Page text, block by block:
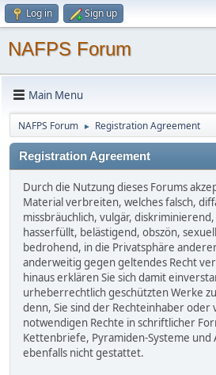
Log in Sign up
NAFPS Forum
Main Menu
NAFPS Forum ► Registration Agreement
Registration Agreement
Durch die Nutzung dieses Forums
Material verbreiten, welches falsch,
missbräuchlich, vulgär,
hasserfüllt, belästigend, obszön,
bedrohend, in die Privatsphäre
anderweitig gegen geltendes Recht
hinaus erklären Sie sich damit
urheberrechtlich geschützten Werke
denn, Sie sind der Rechteinhaber
notwendigen Rechte in schriftlicher
Kettenbriefe, Pyramiden-Systeme und
ebenfalls nicht gestattet.